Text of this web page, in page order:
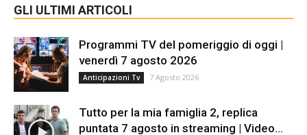
GLI ULTIMI ARTICOLI
Programmi TV del pomeriggio di oggi |
venerdì 7 agosto 2026
Anticipazioni Tv 7 Agosto 2026
Tutto per la mia famiglia 2, replica
puntata 7 agosto in streaming | Video...